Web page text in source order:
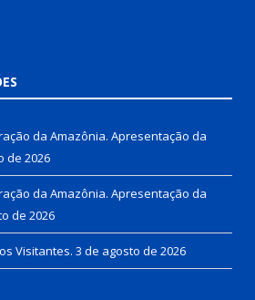
da Amazônia. Apresentação da
de 2026
da Amazônia. Apresentação da
de 2026
Visitantes. 3 de agosto de 2026